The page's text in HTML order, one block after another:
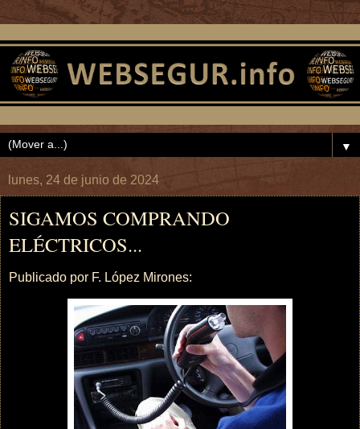
▼
lunes, 24 de junio de 2024
SIGAMOS COMPRANDO
ELÉCTRICOS...
Publicado por F. López Mirones: